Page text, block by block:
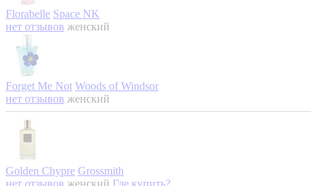
Florabelle Space NK
нет отзывов женский
Forget Me Not Woods of Windsor
нет отзывов женский
Golden Chypre Grossmith
нет отзывов женский Где купить?